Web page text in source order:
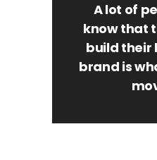
A lot of
know that
build their
brand is